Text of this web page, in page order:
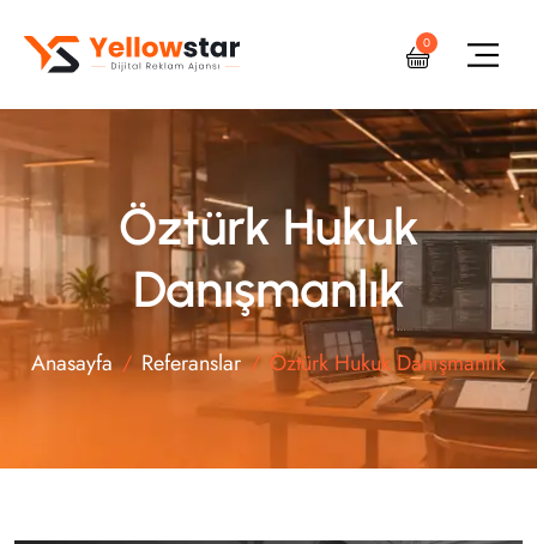
0
Öztürk Hukuk
Danışmanlık
Anasayfa Referanslar Öztürk Hukuk Danışmanlık